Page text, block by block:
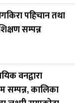
पहिचान तथा
सम्पन्न
वनद्वारा
सम्पन्न, कालिका